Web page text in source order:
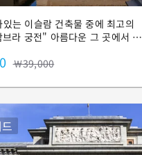
는 이슬람 건축물 중에 최고의
라 궁전" 아름다운 그 곳에서 술
고 싶은만큼, 자유롭게 보고 느끼
￦39,000